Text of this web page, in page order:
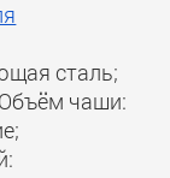
сталь;
чаши: